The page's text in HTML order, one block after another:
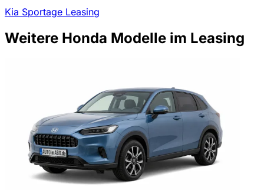
Kia Sportage Leasing
Weitere Honda Modelle im Leasing